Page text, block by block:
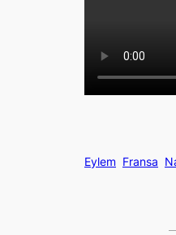
Eylem Fransa